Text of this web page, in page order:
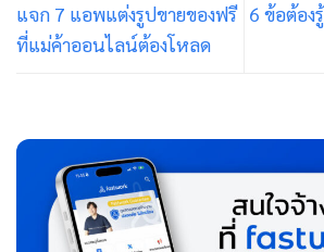
แจก 7 แอพแต่งรูปขายของฟรี
ที่แม่ค้าออนไลน์ต้องโหลด
6 ข้อต้อ